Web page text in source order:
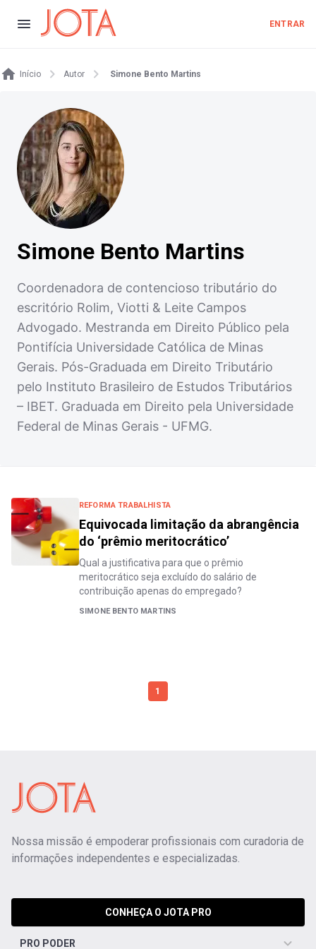
ENTRAR
Início Autor Simone Bento Martins
Simone Bento Martins
Coordenadora de contencioso tributário do
escritório Rolim, Viotti & Leite Campos
Advogado. Mestranda em Direito Público pela
Pontifícia Universidade Católica de Minas
Gerais. Pós-Graduada em Direito Tributário
pelo Instituto Brasileiro de Estudos Tributários
– IBET. Graduada em Direito pela Universidade
Federal de Minas Gerais - UFMG.
REFORMA TRABALHISTA
Equivocada limitação da abrangência
do ‘prêmio meritocrático’
Qual a justificativa para que o prêmio
meritocrático seja excluído do salário de
contribuição apenas do empregado?
SIMONE BENTO MARTINS
1
Nossa missão é empoderar profissionais com curadoria de
informações independentes e especializadas.
CONHEÇA O JOTA PRO
PRO PODER